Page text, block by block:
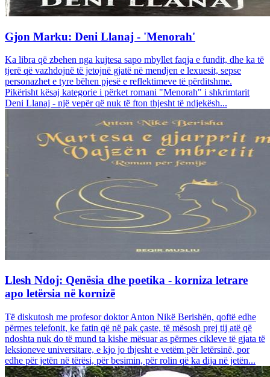
Gjon Marku: Deni Llanaj - 'Menorah'
Ka libra që zbehen nga kujtesa sapo mbyllet faqja e fundit, dhe ka të
tjerë që vazhdojnë të jetojnë gjatë në mendjen e lexuesit, sepse
personazhet e tyre bëhen pjesë e reflektimeve të përditshme.
Pikërisht kësaj kategorie i përket romani "Menorah" i shkrimtarit
Deni Llanaj - një vepër që nuk të fton thjesht të ndjekësh...
Llesh Ndoj: Qenësia dhe poetika - korniza letrare
apo letërsia në kornizë
Të diskutosh me profesor doktor Anton Nikë Berishën, qoftë edhe
përmes telefonit, ke fatin që në pak çaste, të mësosh prej tij atë që
ndoshta nuk do të mund ta kishe mësuar as përmes cikleve të gjata të
leksioneve universitare, e kjo jo thjesht e vetëm për letërsinë, por
edhe për jetën në tërësi, për besimin, për rolin që ka dija në jetën...